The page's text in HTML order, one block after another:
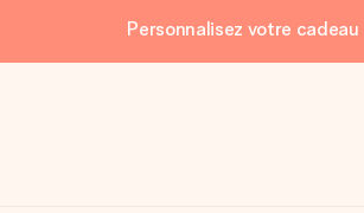
Personnalisez votre cadeau